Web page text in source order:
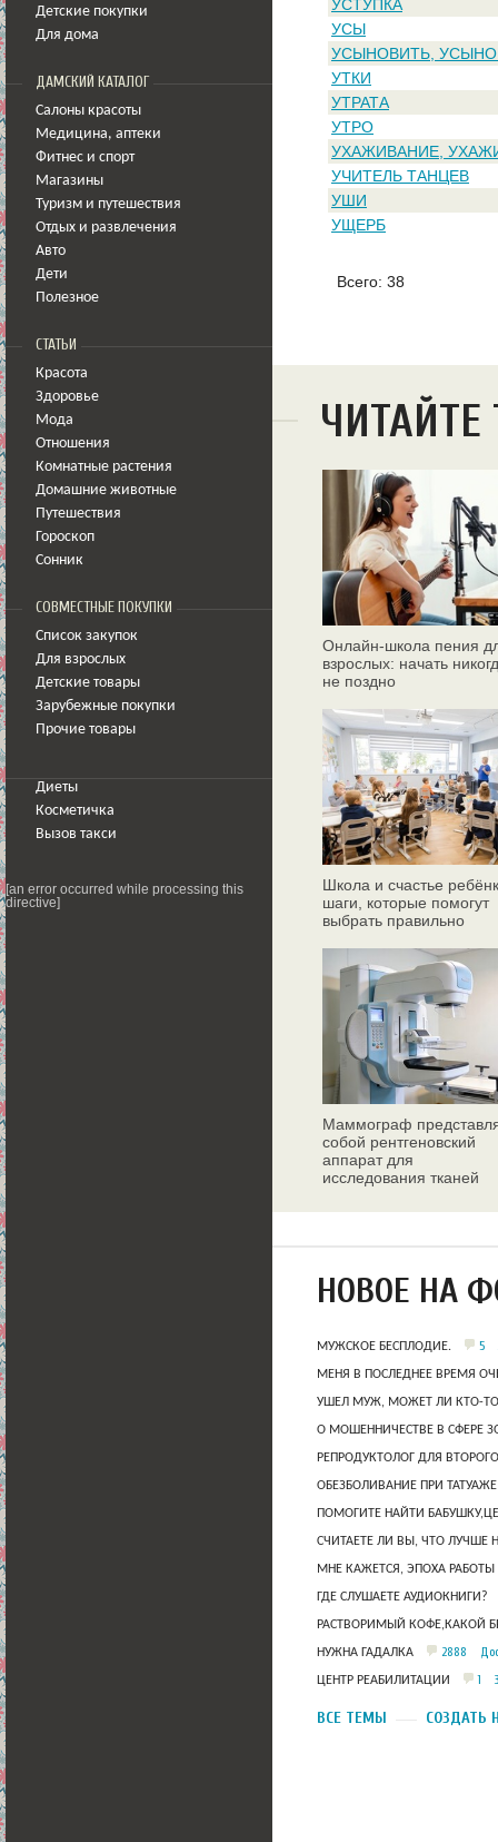
Детские покупки
Для дома
ДАМСКИЙ КАТАЛОГ
Салоны красоты
Медицина, аптеки
Фитнес и спорт
Магазины
Туризм и путешествия
Отдых и развлечения
Авто
Дети
Полезное
СТАТЬИ
Красота
Здоровье
Мода
Отношения
Комнатные растения
Домашние животные
Путешествия
Гороскоп
Сонник
СОВМЕСТНЫЕ ПОКУПКИ
Список закупок
Для взрослых
Детские товары
Зарубежные покупки
Прочие товары
Диеты
Косметичка
Вызов такси
[an error occurred while processing this
directive]
УСТУПКА
УСЫ
УСЫНОВИТЬ,
УТКИ
УТРАТА
УТРО
УХАЖИВАНИЕ,
УЧИТЕЛЬ ТАНЦЕВ
УШИ
УЩЕРБ
Всего: 38
Онлайн‑школа пения
взрослых: начать
не поздно
Школа и счастье
шаги, которые помогут
выбрать правильно
Маммограф
собой рентгеновский
аппарат для
исследования тканей
НОВОЕ НА
МУЖСКОЕ БЕСПЛОДИЕ. 5
МЕНЯ В ПОСЛЕДНЕЕ ВРЕМЯ
УШЕЛ МУЖ, МОЖЕТ ЛИ КТО-ТО
О МОШЕННИЧЕСТВЕ В СФЕРЕ
РЕПРОДУКТОЛОГ ДЛЯ
ОБЕЗБОЛИВАНИЕ ПРИ
ПОМОГИТЕ НАЙТИ
СЧИТАЕТЕ ЛИ ВЫ, ЧТО ЛУЧШЕ
МНЕ КАЖЕТСЯ, ЭПОХА
ГДЕ СЛУШАЕТЕ АУДИОКНИГИ?
РАСТВОРИМЫЙ КОФЕ,КАКОЙ
НУЖНА ГАДАЛКА 2888
ЦЕНТР РЕАБИЛИТАЦИИ 1
ВСЕ ТЕМЫ СОЗДАТЬ